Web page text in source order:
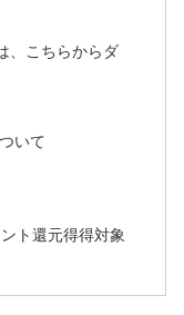
、こちらからダ
いて
ト還元得得対象